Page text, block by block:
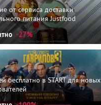
от сервиса доставки
питания Justfood
-27%
бесплатно в START для новых